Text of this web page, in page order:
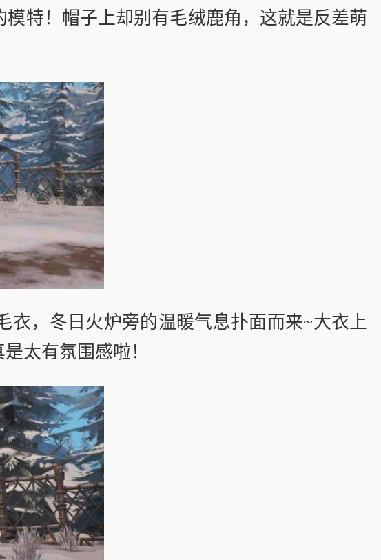
特！帽子上却别有毛绒鹿角，这就是反差萌
，冬日火炉旁的温暖气息扑面而来~大衣上
太有氛围感啦！